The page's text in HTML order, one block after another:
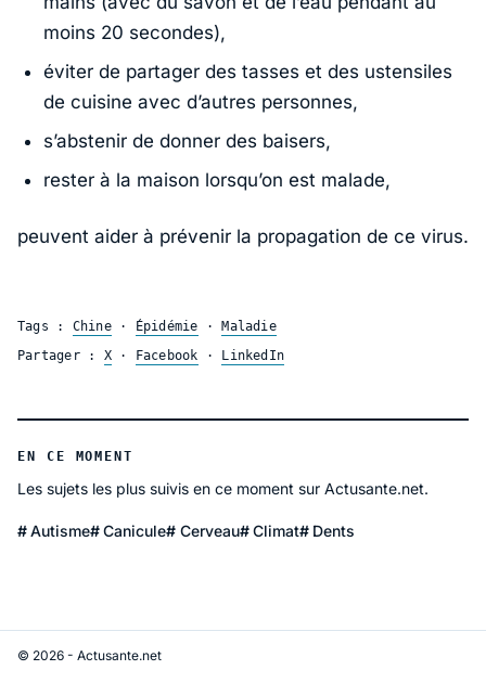
moins 20 secondes),
éviter de partager des tasses et des ustensiles
de cuisine avec d’autres personnes,
s’abstenir de donner des baisers,
rester à la maison lorsqu’on est malade,
peuvent aider à prévenir la propagation de ce virus.
Tags : Chine· Épidémie ·Maladie
Partager : X· Facebook · LinkedIn
EN CE MOMENT
Les sujets les plus suivis en ce moment sur Actusante.net.
Autisme Canicule Cerveau Climat Dents
© 2026 - Actusante.net